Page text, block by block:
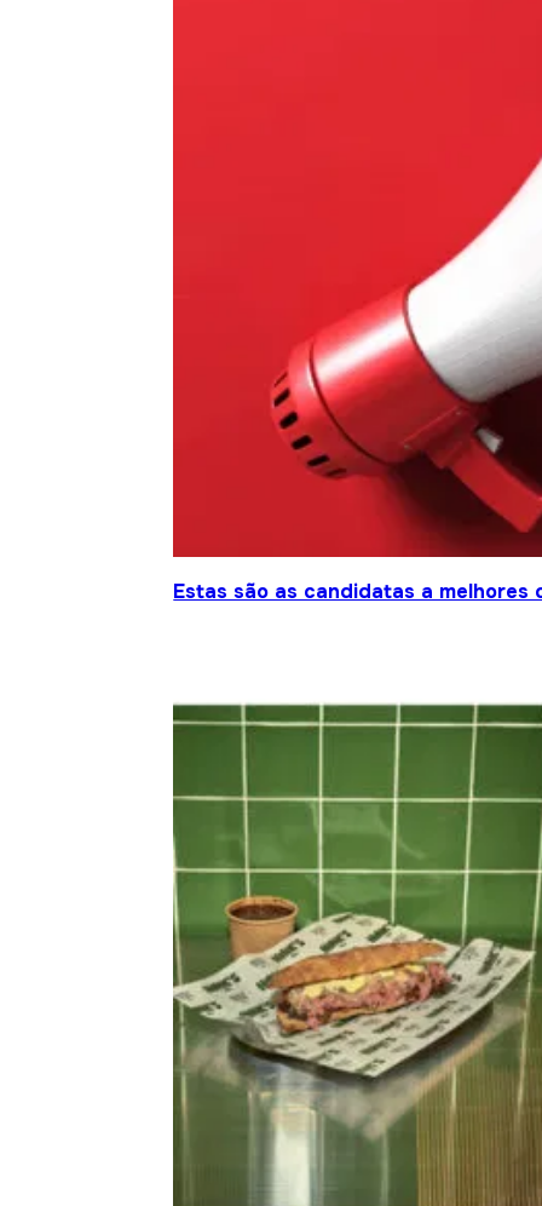
Estas são as candidatas a melhores